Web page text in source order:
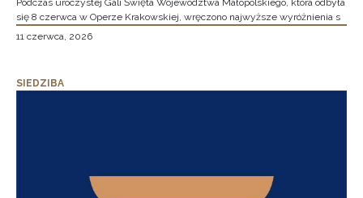
Podczas uroczystej Gali Święta Województwa Małopolskiego, która odbyła
się 8 czerwca w Operze Krakowskiej, wręczono najwyższe wyróżnienia s
11 czerwca, 2026
SIEDZIBA